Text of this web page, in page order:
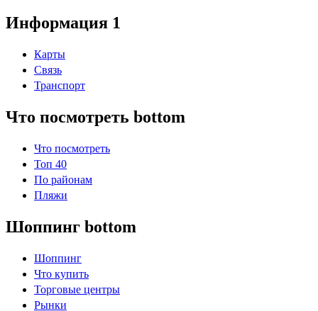
Информация 1
Карты
Связь
Транспорт
Что посмотреть bottom
Что посмотреть
Топ 40
По районам
Пляжи
Шоппинг bottom
Шоппинг
Что купить
Торговые центры
Рынки